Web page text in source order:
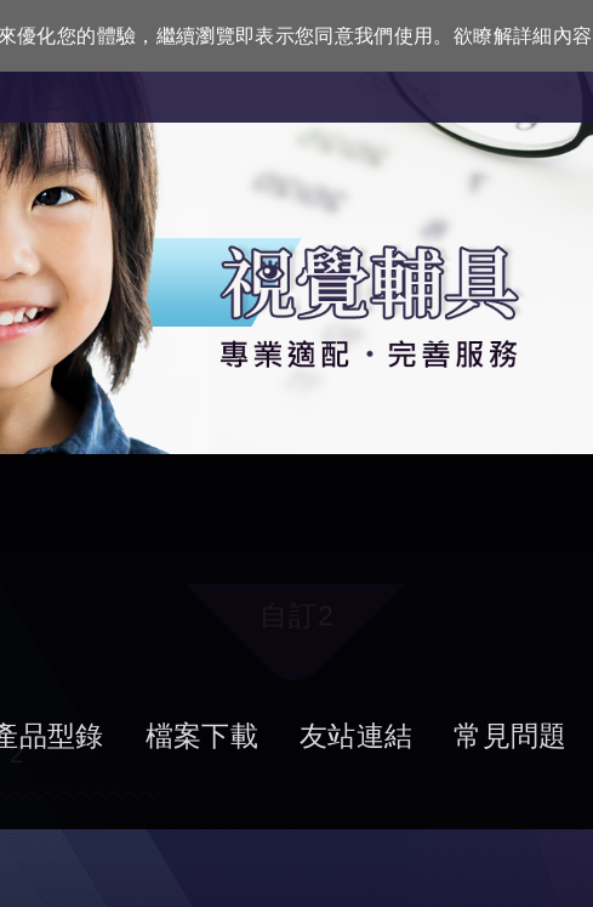
優化您的體驗，繼續瀏覽即表示您同意我們使用。欲瞭解詳細內
品型錄 檔案下載 友站連結 常見問題
2